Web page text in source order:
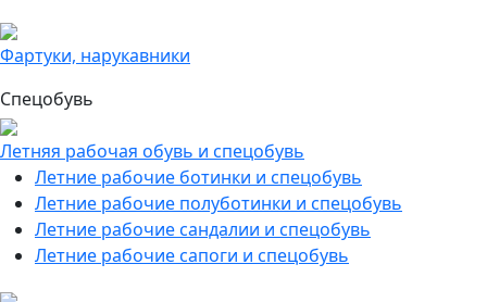
Фартуки, нарукавники
Спецобувь
Летняя рабочая обувь и спецобувь
Летние рабочие ботинки и спецобувь
Летние рабочие полуботинки и спецобувь
Летние рабочие сандалии и спецобувь
Летние рабочие сапоги и спецобувь